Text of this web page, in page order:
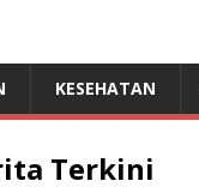
KESEHATAN
Terkini